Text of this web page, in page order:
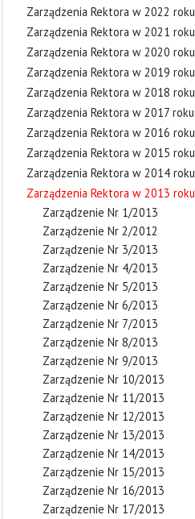
Zarządzenia Rektora w 2022 roku
Zarządzenia Rektora w 2021 roku
Zarządzenia Rektora w 2020 roku
Zarządzenia Rektora w 2019 roku
Zarządzenia Rektora w 2018 roku
Zarządzenia Rektora w 2017 roku
Zarządzenia Rektora w 2016 roku
Zarządzenia Rektora w 2015 roku
Zarządzenia Rektora w 2014 roku
Zarządzenia Rektora w 2013 roku
Zarządzenie Nr 1/2013
Zarządzenie Nr 2/2012
Zarządzenie Nr 3/2013
Zarządzenie Nr 4/2013
Zarządzenie Nr 5/2013
Zarządzenie Nr 6/2013
Zarządzenie Nr 7/2013
Zarządzenie Nr 8/2013
Zarządzenie Nr 9/2013
Zarządzenie Nr 10/2013
Zarządzenie Nr 11/2013
Zarządzenie Nr 12/2013
Zarządzenie Nr 13/2013
Zarządzenie Nr 14/2013
Zarządzenie Nr 15/2013
Zarządzenie Nr 16/2013
Zarządzenie Nr 17/2013